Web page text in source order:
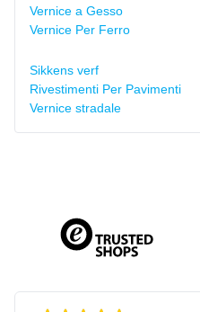
Vernice a Gesso
Vernice Per Ferro
Sikkens verf
Rivestimenti Per Pavimenti
Vernice stradale